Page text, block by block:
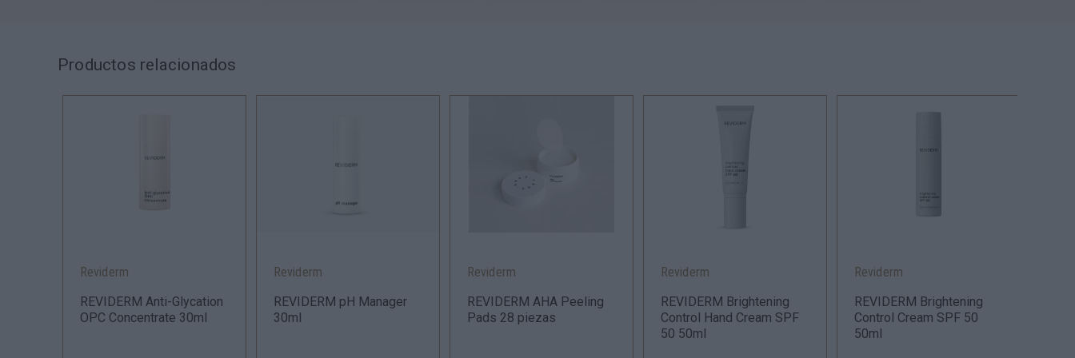
Productos relacionados
Reviderm
REVIDERM Anti-Glycation
OPC Concentrate 30ml
Reviderm
REVIDERM pH Manager
30ml
Reviderm
REVIDERM AHA Peeling
Pads 28 piezas
Reviderm
REVIDERM Brightening
Control Hand Cream SPF
50 50ml
Reviderm
REVIDERM Brightening
Control Cream SPF 50
50ml